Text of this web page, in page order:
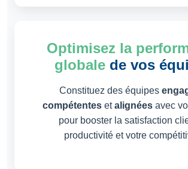
Optimisez la
globale de vos
Constituez des équipes
compétentesetalignéesavec
pour booster la satisfaction
productivité et votre